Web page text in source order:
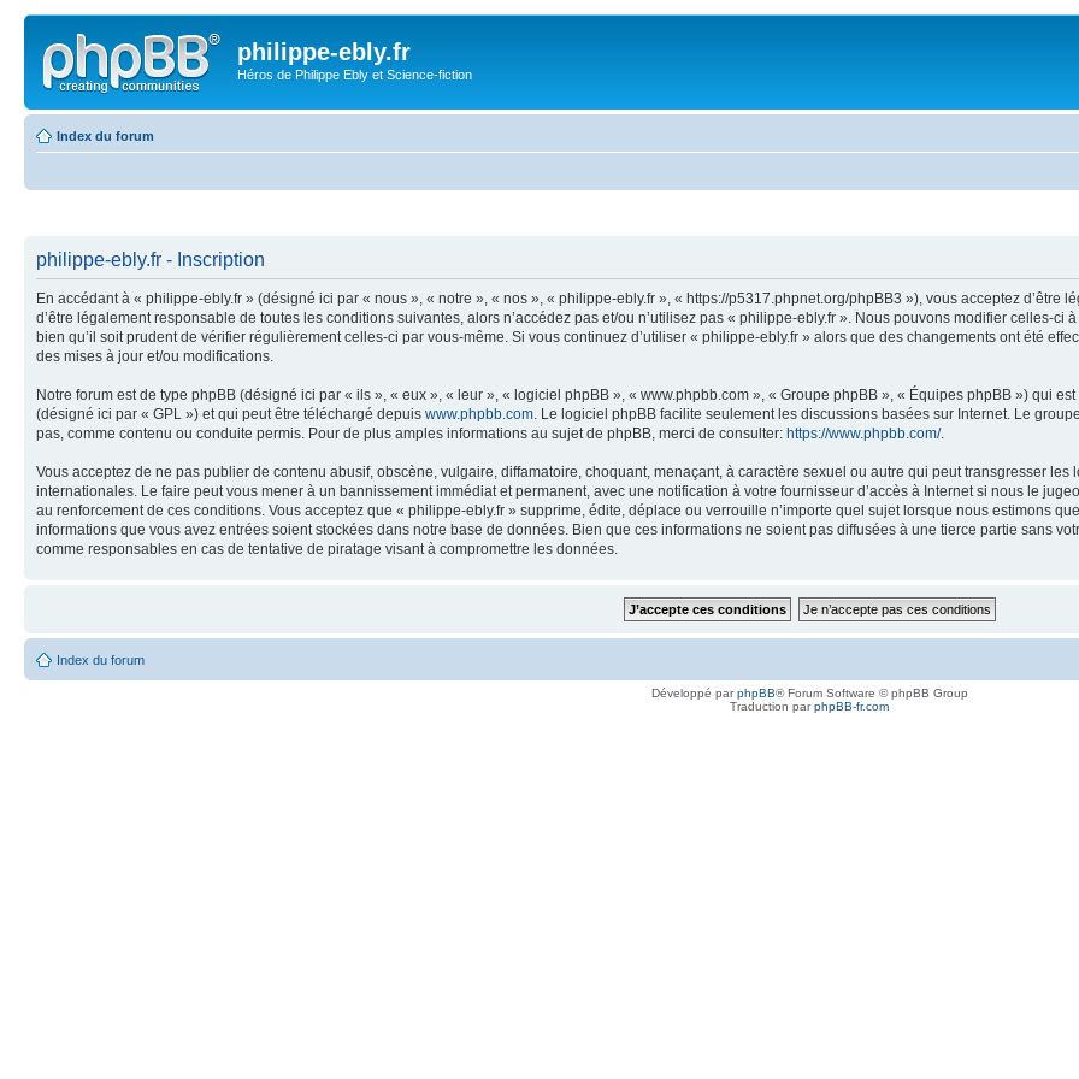
philippe-ebly.fr
Héros de Philippe Ebly et Science-fiction
Index du forum
philippe-ebly.fr - Inscription
En accédant à « philippe-ebly.fr » (désigné ici par « nous », « notre », « nos », « philippe-ebly.fr », « https://p5317.phpnet.org/phpBB3 »), vous acceptez d’être
d’être légalement responsable de toutes les conditions suivantes, alors n’accédez pas et/ou n’utilisez pas « philippe-ebly.fr ». Nous pouvons modifier celles-ci
bien qu’il soit prudent de vérifier régulièrement celles-ci par vous-même. Si vous continuez d’utiliser « philippe-ebly.fr » alors que des changements ont été
des mises à jour et/ou modifications.
Notre forum est de type phpBB (désigné ici par « ils », « eux », « leur », « logiciel phpBB », « www.phpbb.com », « Groupe phpBB », « Équipes phpBB ») qui
(désigné ici par « GPL ») et qui peut être téléchargé depuis www.phpbb.com. Le logiciel phpBB facilite seulement les discussions basées sur Internet. Le
pas, comme contenu ou conduite permis. Pour de plus amples informations au sujet de phpBB, merci de consulter: https://www.phpbb.com/.
Vous acceptez de ne pas publier de contenu abusif, obscène, vulgaire, diffamatoire, choquant, menaçant, à caractère sexuel ou autre qui peut transgresser
internationales. Le faire peut vous mener à un bannissement immédiat et permanent, avec une notification à votre fournisseur d’accès à Internet si nous le
au renforcement de ces conditions. Vous acceptez que « philippe-ebly.fr » supprime, édite, déplace ou verrouille n’importe quel sujet lorsque nous estimons
informations que vous avez entrées soient stockées dans notre base de données. Bien que ces informations ne soient pas diffusées à une tierce partie sans
comme responsables en cas de tentative de piratage visant à compromettre les données.
Index du forum
Développé parphpBB® Forum Software © phpBB Group
Traduction parphpBB-fr.com